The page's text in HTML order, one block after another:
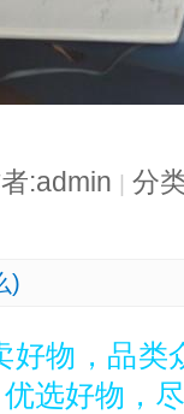
:admin 分
)
好物，品类
选好物，